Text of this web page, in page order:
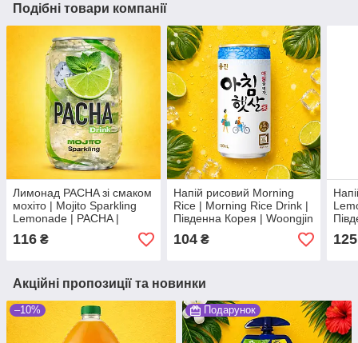
Подібні товари компанії
Лимонад PACHA зі смаком
мохіто | Mojito Sparkling
Lemonade | PACHA |
Бельгія | 330 мл КО
116 ₴
Напій рисовий Morning
Rice | Morning Rice Drink |
Південна Корея | Woongjin
| 180 мл | Традиційний
корейський рисовий напій
104₴ 125
Акційні пропозиції та новинки
–10% Подарунок